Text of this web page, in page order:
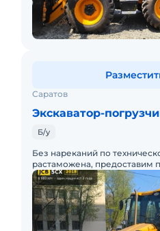
Саратов
Экскаватор-
Б/у
Без нареканий по
растаможена, предоставим
Скидки за покупку